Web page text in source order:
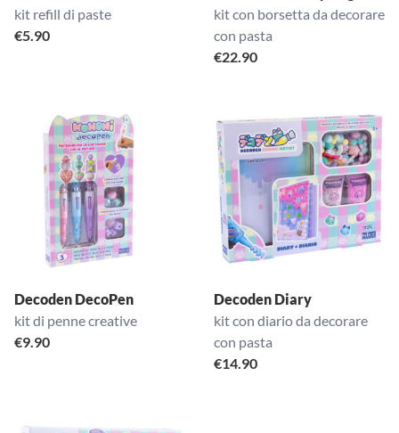
kit refill di paste
€5.90
kit con borsetta da decorare
con pasta
€22.90
Decoden DecoPen
kit di penne creative
€9.90
Decoden Diary
kit con diario da decorare
con pasta
€14.90